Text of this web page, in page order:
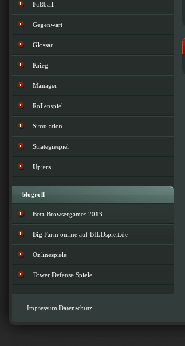
Fußball
Gegenwart
Glossar
Krieg
Manager
Rollenspiel
Simulation
Strategiespiel
Upjers
blogroll
Beta Browsergames 2013
Big Farm online auf BILDspielt.de
Onlinespiele
Tower Defense Spiele
Impressum Datenschutz